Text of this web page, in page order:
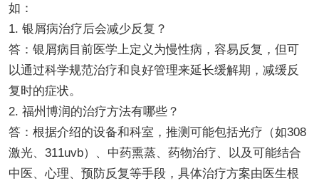
如：
1. 银屑病治疗后会减少反复？
答：银屑病目前医学上定义为慢性病，容易反复，但可
以通过科学规范治疗和良好管理来延长缓解期，减缓反
复时的症状。
2. 福州博润的治疗方法有哪些？
答：根据介绍的设备和科室，推测可能包括光疗（如308
激光、311uvb）、中药熏蒸、药物治疗、以及可能结合
中医、心理、预防反复等手段，具体治疗方案由医生根